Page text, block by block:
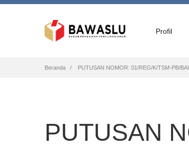
Profil
Breadcrumb
Beranda PUTUSAN NOMOR: 01/REG/K/TSM-PB/
PUTUSAN